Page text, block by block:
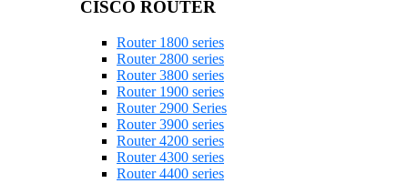
CISCO ROUTER
Router 1800 series
Router 2800 series
Router 3800 series
Router 1900 series
Router 2900 Series
Router 3900 series
Router 4200 series
Router 4300 series
Router 4400 series